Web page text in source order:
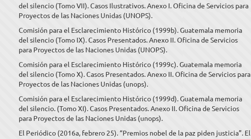
del silencio (Tomo VII). Casos Ilustrativos. Anexo I. Oficina de Servicios para
Proyectos de las Naciones Unidas (UNOPS).
Comisión para el Esclarecimiento Histórico (1999b). Guatemala memoria
del silencio (Tomo IX). Casos Presentados. Anexo II. Oficina de Servicios
para Proyectos de las Naciones Unidas (UNOPS).
Comisión para el Esclarecimiento Histórico (1999c). Guatemala memoria
del silencio (Tomo X). Casos Presentados. Anexo II. Oficina de Servicios para
Proyectos de las Naciones Unidas (unops).
Comisión para el Esclarecimiento Histórico (1999d). Guatemala memoria
del silencio. (Tomo XI). Casos Presentados. Anexo II. Oficina de Servicios
para Proyectos de las Naciones Unidas (unops).
El Periódico (2016a, febrero 25). “Premios nobel de la paz piden justicia”. El